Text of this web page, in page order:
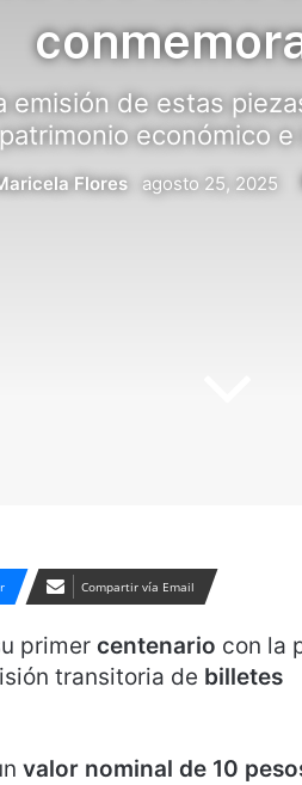
emisión de estas
patrimonio económico
Flores agosto 25, 2025
Compartir vía Email
primer centenario con la
transitoria de billetes
valor nominal de 10